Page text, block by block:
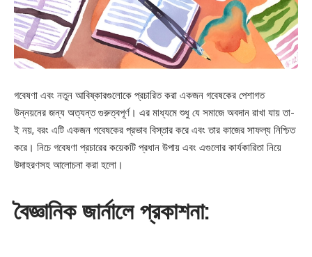
গবেষণা এবং নতুন আবিষ্কারগুলোকে প্রচারিত করা একজন গবেষকের পেশাগত
উন্নয়নের জন্য অত্যন্ত গুরুত্বপূর্ণ। এর মাধ্যমে শুধু যে সমাজে অবদান রাখা যায় তা-
ই নয়, বরং এটি একজন গবেষকের প্রভাব বিস্তার করে এবং তার কাজের সাফল্য নিশ্চিত
করে। নিচে গবেষণা প্রচারের কয়েকটি প্রধান উপায় এবং এগুলোর কার্যকারিতা নিয়ে
উদাহরণসহ আলোচনা করা হলো।
বৈজ্ঞানিক জার্নালে প্রকাশনা: